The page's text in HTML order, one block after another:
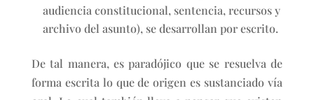
audiencia constitucional, sentencia, recursos y
archivo del asunto), se desarrollan por escrito.
De tal manera, es paradójico que se resuelva de
forma escrita lo que de origen es sustanciado vía